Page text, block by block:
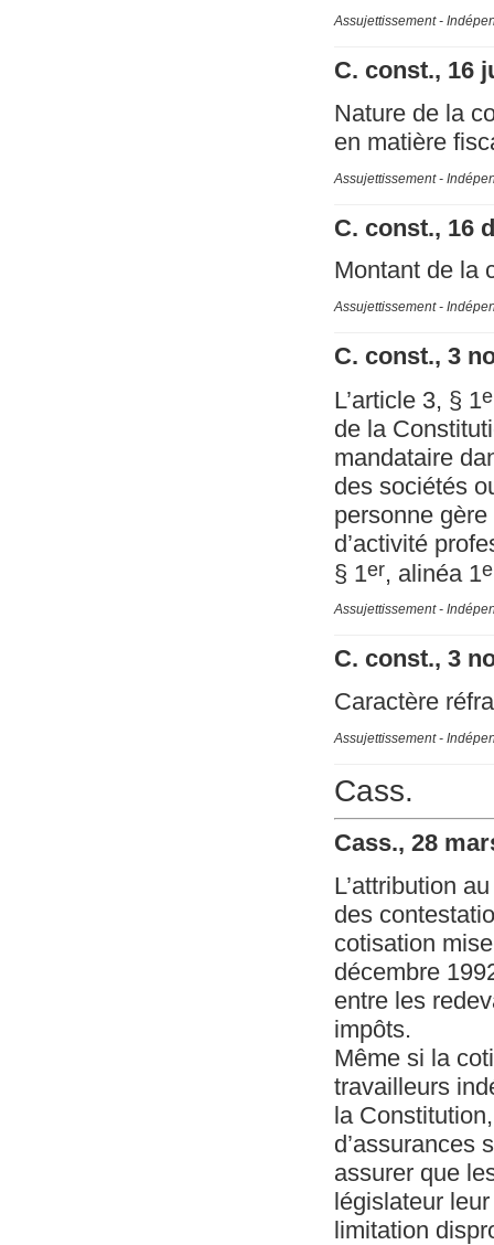
Assujettissement -
C. const., 16
Nature de la
en matière
Assujettissement -
C. const., 16
Montant de la
Assujettissement -
C. const., 3
L’article 3, § 1
de la
mandataire
des sociétés
personne gère
d’activité
§ 1er, alinéa 1
Assujettissement -
C. const., 3
Caractère
Assujettissement -
Cass.
Cass., 28
L’attribution
des
cotisation
décembre
entre les
impôts.
Même si la
travailleurs
la
d’assurances
assurer que
législateur
limitation